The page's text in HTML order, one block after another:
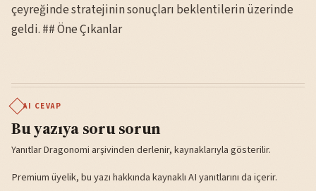
çeyreğinde stratejinin sonuçları beklentilerin üzerinde
geldi. ## Öne Çıkanlar
AI CEVAP
Bu yazıya soru sorun
Yanıtlar Dragonomi arşivinden derlenir, kaynaklarıyla gösterilir.
Premium üyelik, bu yazı hakkında kaynaklı AI yanıtlarını da içerir.